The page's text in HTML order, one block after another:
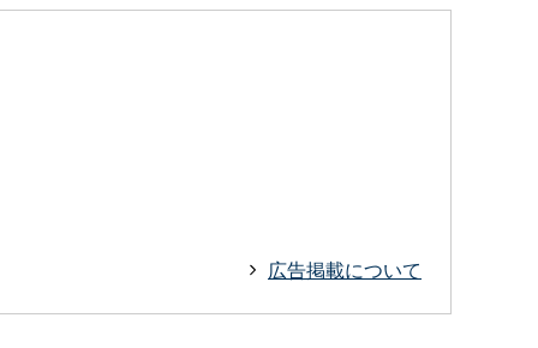
広告掲載について